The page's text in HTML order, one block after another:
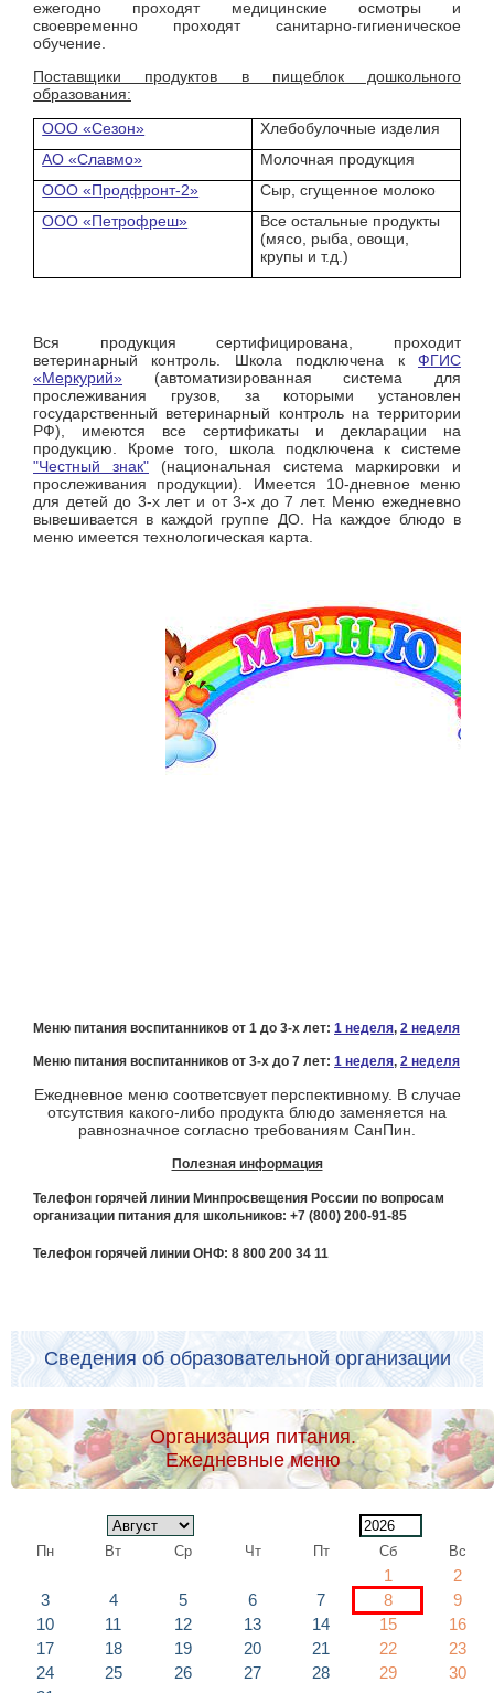
ежегодно проходят медицинские осмотры и
своевременно проходят санитарно-гигиеническое
обучение.
Поставщики продуктов в пищеблок дошкольного
образования:
ООО «Сезон»
Хлебобулочные изделия
АО «Славмо»
Молочная продукция
ООО «Продфронт-2»
Сыр, сгущенное молоко
ООО «Петрофреш»
Все остальные продукты
(мясо, рыба, овощи,
крупы и т.д.)
Вся продукция сертифицирована, проходит
ветеринарный контроль. Школа подключена к ФГИС
«Меркурий» (автоматизированная система для
прослеживания грузов, за которыми установлен
государственный ветеринарный контроль на территории
РФ), имеются все сертификаты и декларации на
продукцию. Кроме того, школа подключена к системе
"Честный знак" (национальная система маркировки и
прослеживания продукции). Имеется 10-дневное меню
для детей до 3-х лет и от 3-х до 7 лет. Меню ежедневно
вывешивается в каждой группе ДО. На каждое блюдо в
меню имеется технологическая карта.
Меню питания воспитанников от 1 до 3-х лет: 1 неделя, 2 неделя
Меню питания воспитанников от 3-х до 7 лет: 1 неделя, 2 неделя
Ежедневное меню соответсвует перспективному. В случае
отсутствия какого-либо продукта блюдо заменяется на
равнозначное согласно требованиям СанПин.
Полезная информация
Телефон горячей линии Минпросвещения России по вопросам
организации питания для школьников: +7 (800) 200-91-85
Телефон горячей линии ОНФ: 8 800 200 34 11
Сведения об образовательной организации
Организация питания.
Ежедневные меню
Пн Вт Ср Чт Пт Сб Вс
1
2
3
4 5 6 7 8
9
10
11 12 13 14 15
16
17
18 19 20 21 22
23
24
25 26 27 28 29
30